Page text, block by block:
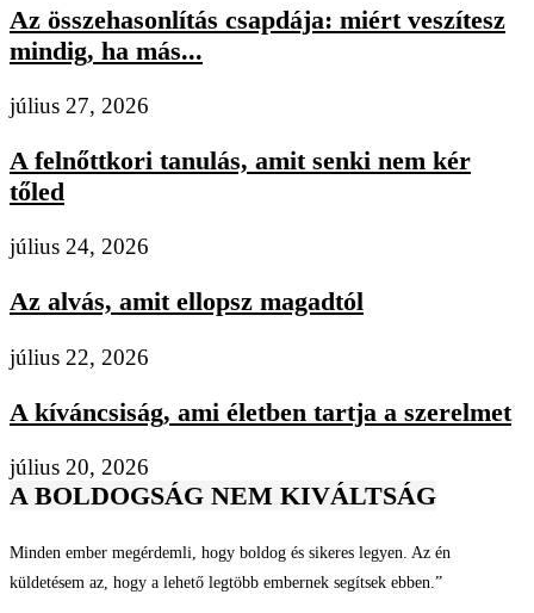
Az összehasonlítás csapdája: miért veszítesz
mindig, ha más...
július 27, 2026
A felnőttkori tanulás, amit senki nem kér
tőled
július 24, 2026
Az alvás, amit ellopsz magadtól
július 22, 2026
A kíváncsiság, ami életben tartja a szerelmet
július 20, 2026
A BOLDOGSÁG NEM KIVÁLTSÁG
Minden ember megérdemli, hogy boldog és sikeres legyen. Az én
küldetésem az, hogy a lehető legtöbb embernek segítsek ebben.”